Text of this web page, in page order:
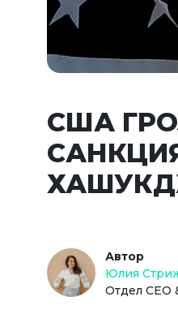
США
Автор
Юлия
Отдел СЕО